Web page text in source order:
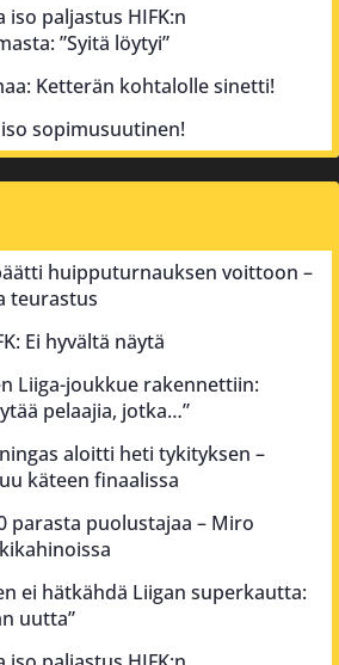
iso paljastus HIFK:n
”Syitä löytyi”
Ketterän kohtalolle sinetti!
sopimusuutinen!
huipputurnauksen voittoon –
teurastus
Ei hyvältä näytä
Liiga-joukkue rakennettiin:
pelaajia, jotka…”
aloitti heti tykityksen –
käteen finaalissa
parasta puolustajaa – Miro
ei hätkähdä Liigan superkautta:
uutta”